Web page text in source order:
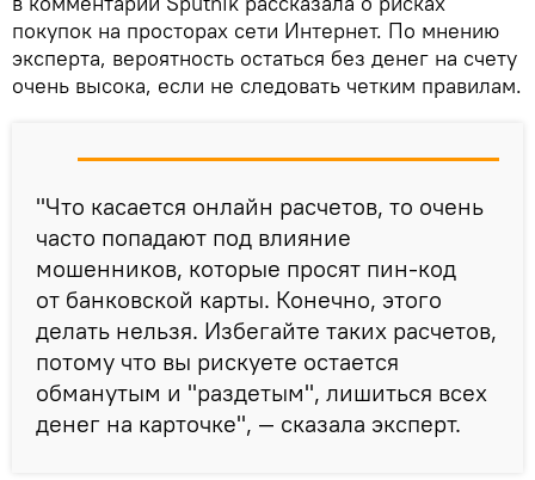
покупок на просторах сети Интернет. По мнению
эксперта, вероятность остаться без денег на счету
очень высока, если не следовать четким правилам.
"Что касается онлайн расчетов, то очень
часто попадают под влияние
мошенников, которые просят пин-код
от банковской карты. Конечно, этого
делать нельзя. Избегайте таких расчетов,
потому что вы рискуете остается
обманутым и "раздетым", лишиться всех
денег на карточке", — сказала эксперт.